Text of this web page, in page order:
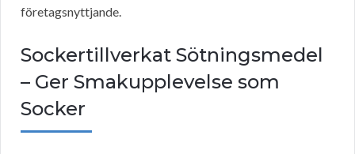
företagsnyttjande.
Sockertillverkat Sötningsmedel
– Ger Smakupplevelse som
Socker